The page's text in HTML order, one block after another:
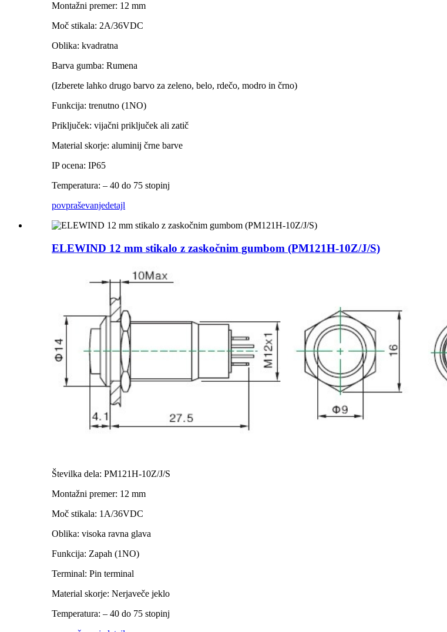
Montažni premer: 12 mm
Moč stikala: 2A/36VDC
Oblika: kvadratna
Barva gumba: Rumena
(Izberete lahko drugo barvo za zeleno, belo, rdečo, modro in črno)
Funkcija: trenutno (1NO)
Priključek: vijačni priključek ali zatič
Material skorje: aluminij črne barve
IP ocena: IP65
Temperatura: – 40 do 75 stopinj
povpraševanjedetajl
ELEWIND 12 mm stikalo z zaskočnim gumbom (PM121H-10Z/J/S)
Številka dela: PM121H-10Z/J/S
Montažni premer: 12 mm
Moč stikala: 1A/36VDC
Oblika: visoka ravna glava
Funkcija: Zapah (1NO)
Terminal: Pin terminal
Material skorje: Nerjaveče jeklo
Temperatura: – 40 do 75 stopinj